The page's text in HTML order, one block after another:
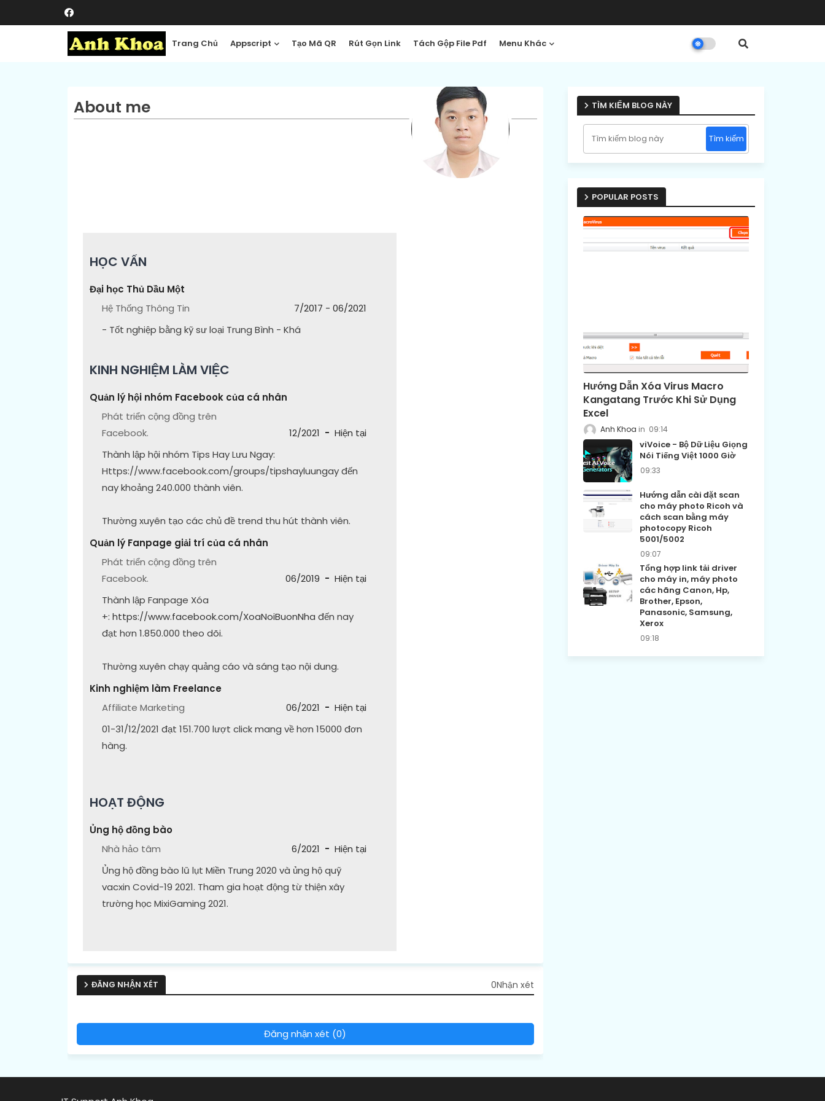
Trang Chủ Appscript Tạo Mã QR Rút Gọn Link Tách Gộp File Pdf Menu Khác
About me
HỌC VẤN
Đại học Thủ Dầu Một
Hệ Thống Thông Tin
7/2017 - 06/2021
- Tốt nghiệp bằng kỹ sư loại Trung Bình - Khá
KINH NGHIỆM LÀM VIỆC
Quản lý hội nhóm Facebook của cá nhân
Phát triển cộng đồng trên
Facebook.
12/2021 - Hiện tại
Thành lập hội nhóm Tips Hay Lưu Ngay:
Https://www.facebook.com/groups/tipshayluungay đến
nay khoảng 240.000 thành viên.
Thường xuyên tạo các chủ đề trend thu hút thành viên.
Quản lý Fanpage giải trí của cá nhân
Phát triển cộng đồng trên
Facebook.
06/2019 - Hiện tại
Thành lập Fanpage Xóa
+: https://www.facebook.com/XoaNoiBuonNha đến nay
đạt hơn 1.850.000 theo dõi.
Thường xuyên chạy quảng cáo và sáng tạo nội dung.
Kinh nghiệm làm Freelance
Affiliate Marketing
06/2021 - Hiện tại
01-31/12/2021 đạt 151.700 lượt click mang về hơn 15000 đơn
hàng.
HOẠT ĐỘNG
Ủng hộ đồng bào
Nhà hảo tâm
6/2021 - Hiện tại
Ủng hộ đồng bào lũ lụt Miền Trung 2020 và ủng hộ quỹ
vacxin Covid-19 2021. Tham gia hoạt động từ thiện xây
trường học MixiGaming 2021.
ĐĂNG NHẬN XÉT 0Nhận xét
Đăng nhận xét (0)
TÌM KIẾM BLOG NÀY
POPULAR POSTS
Hướng Dẫn Xóa Virus Macro
Kangatang Trước Khi Sử Dụng
Excel
Anh Khoa 09:14
viVoice - Bộ Dữ Liệu Giọng
Nói Tiếng Việt 1000 Giờ
09:33
Hướng dẫn cài đặt scan
cho máy photo Ricoh và
cách scan bằng máy
photocopy Ricoh
5001/5002
09:07
Tổng hợp link tải driver
cho máy in, máy photo
các hãng Canon, Hp,
Brother, Epson,
Panasonic, Samsung,
Xerox
09:18